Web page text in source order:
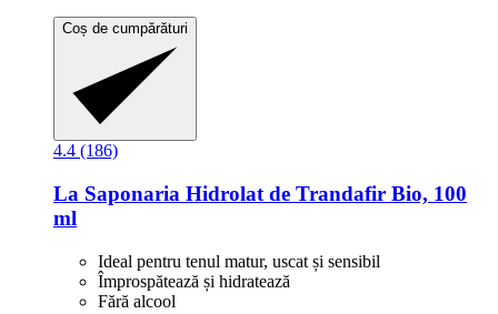
Coș de cumpărături
4.4 (186)
La Saponaria Hidrolat de Trandafir Bio, 100
ml
Ideal pentru tenul matur, uscat și sensibil
Împrospătează și hidratează
Fără alcool